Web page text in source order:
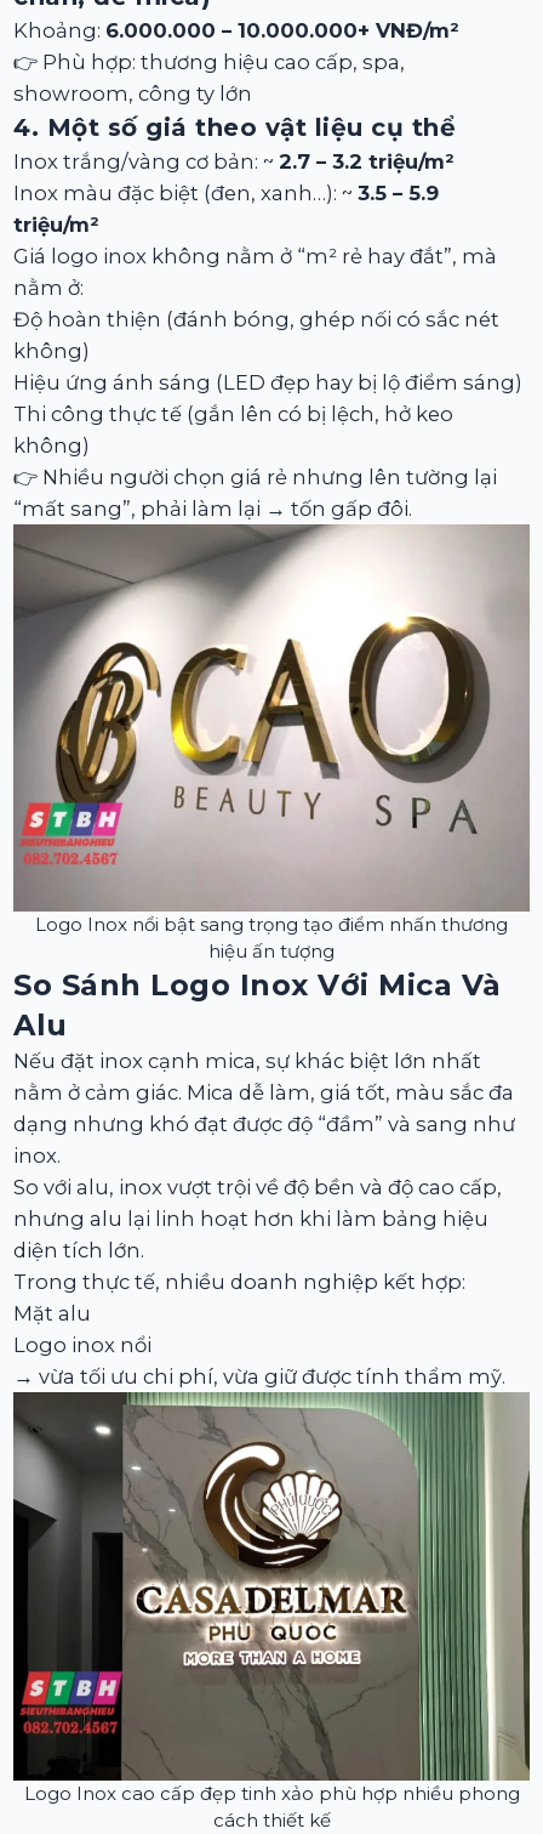
Khoảng: 6.000.000 – 10.000.000+ VNĐ/m²
👉 Phù hợp: thương hiệu cao cấp, spa,
showroom, công ty lớn
4. Một số giá theo vật liệu cụ thể
Inox trắng/vàng cơ bản: ~2.7 – 3.2 triệu/m²
Inox màu đặc biệt (đen, xanh…): ~3.5 – 5.9
triệu/m²
Giá logo inox không nằm ở “m² rẻ hay đắt”, mà
nằm ở:
Độ hoàn thiện (đánh bóng, ghép nối có sắc nét
không)
Hiệu ứng ánh sáng (LED đẹp hay bị lộ điểm sáng)
Thi công thực tế (gắn lên có bị lệch, hở keo
không)
👉 Nhiều người chọn giá rẻ nhưng lên tường lại
“mất sang”, phải làm lại → tốn gấp đôi.
Logo Inox nổi bật sang trọng tạo điểm nhấn thương
hiệu ấn tượng
So Sánh Logo Inox Với Mica Và
Alu
Nếu đặt inox cạnh mica, sự khác biệt lớn nhất
nằm ở cảm giác. Mica dễ làm, giá tốt, màu sắc đa
dạng nhưng khó đạt được độ “đầm” và sang như
inox.
So với alu, inox vượt trội về độ bền và độ cao cấp,
nhưng alu lại linh hoạt hơn khi làm bảng hiệu
diện tích lớn.
Trong thực tế, nhiều doanh nghiệp kết hợp:
Mặt alu
Logo inox nổi
→ vừa tối ưu chi phí, vừa giữ được tính thẩm mỹ.
Logo Inox cao cấp đẹp tinh xảo phù hợp nhiều phong
cách thiết kế